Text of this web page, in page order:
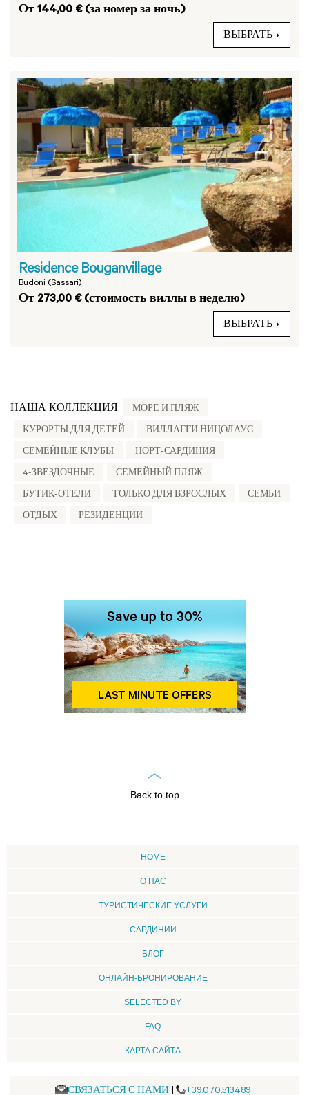
От 144,00 € (за номер за ночь)
ВЫБРАТЬ
Residence Bouganvillage
Budoni (Sassari)
От 273,00 € (стоимость виллы в неделю)
ВЫБРАТЬ
НАША КОЛЛЕКЦИЯ: МОРЕ И ПЛЯЖ
КУРОРТЫ ДЛЯ ДЕТЕЙ ВИЛЛАГГИ НИЦОЛАУС
СЕМЕЙНЫЕ КЛУБЫ НОРТ-САРДИНИЯ
4-ЗВЕЗДОЧНЫЕ СЕМЕЙНЫЙ ПЛЯЖ
БУТИК-ОТЕЛИ ТОЛЬКО ДЛЯ ВЗРОСЛЫХ СЕМЬИ
ОТДЫХ РЕЗИДЕНЦИИ
Back to top
HOME
О НАС
ТУРИСТИЧЕСКИЕ УСЛУГИ
CАРДИНИИ
БЛОГ
ОНЛАЙН-БРОНИРОВАНИЕ
SELECTED BY
FAQ
КАРТА САЙТА
СВЯЗАТЬСЯ С НАМИ +39.070.513489